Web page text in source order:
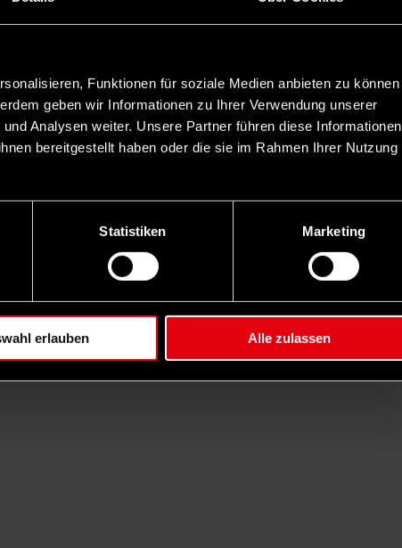
Funktionen für soziale Medien anbieten zu können
geben wir Informationen zu Ihrer Verwendung unserer
Analysen weiter. Unsere Partner führen diese Informationen
bereitgestellt haben oder die sie im Rahmen Ihrer Nutzung
Statistiken Marketing
erlauben Alle zulassen